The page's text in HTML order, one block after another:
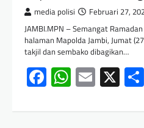
media polisi Februari 27,
JAMBI.MPN – Semangat
halaman Mapolda Jambi, Jumat
takjil dan sembako dibagikan…
Facebook
WhatsApp
Email
X